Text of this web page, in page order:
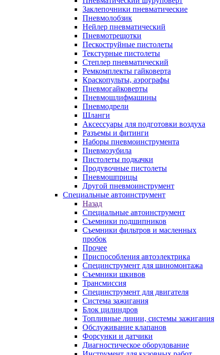
Заклепочники пневматические
Пневмолобзик
Нейлер пневматический
Пневмотрещотки
Пескоструйные пистолеты
Текстурные пистолеты
Степлер пневматический
Ремкомплекты гайковерта
Краскопульты, аэрографы
Пневмогайковерты
Пневмошлифмашины
Пневмодрели
Шланги
Аксессуары для подготовки воздуха
Разъемы и фитинги
Наборы пневмоинструмента
Пневмозубила
Пистолеты подкачки
Продувочные пистолеты
Пневмошприцы
Другой пневмоинструмент
Специальные автоинструмент
Назад
Специальные автоинструмент
Съемники подшипников
Съемники фильтров и масленных
пробок
Прочее
Приспособления автоэлектрика
Специнструмент для шиномонтажа
Съемники шкивов
Трансмиссия
Специнструмент для двигателя
Система зажигания
Блок цилиндров
Топливные линии, системы зажигания
Обслуживание клапанов
Форсунки и датчики
Диагностическое оборудование